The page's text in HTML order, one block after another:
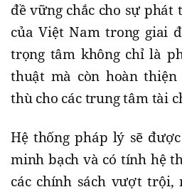
đề vững chắc cho sự
của Việt Nam trong giai
trọng tâm không chỉ là
thuật mà còn hoàn
thù cho các trung tâm tài
Hệ thống pháp lý sẽ
minh bạch và có tính hệ
các chính sách vượt trội,